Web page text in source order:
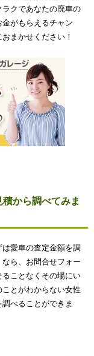
クであなたの廃車の
がもらえるチャン
まかせください！
から調べてみま
愛車の査定金額を調
ら、お問合せフォー
ことなくその場にい
とがわからない女性
べることができま